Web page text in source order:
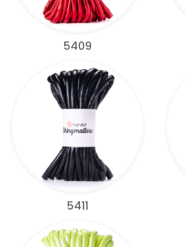
5409
5411